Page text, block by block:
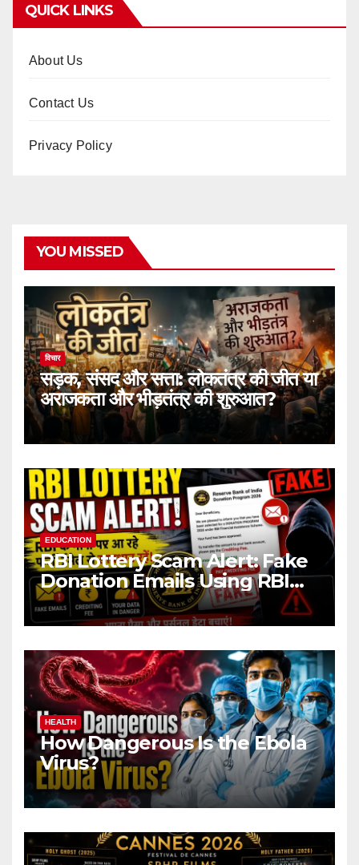
QUICK LINKS
About Us
Contact Us
Privacy Policy
YOU MISSED
विचार
सड़क, संसद और सत्ता: लोकतंत्र की जीत या
अराजकता और भीड़तंत्र की शुरुआत?
EDUCATION
RBI Lottery Scam Alert: Fake
Donation Emails Using RBI
Name Target Indian Users
HEALTH
How Dangerous Is the Ebola
Virus?